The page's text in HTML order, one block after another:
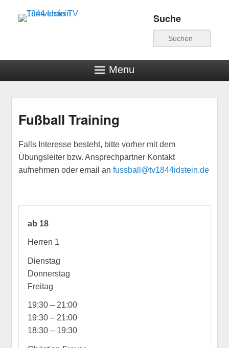
Turnverein TV 1844
Suche
Menu
Fußball Training
Falls Interesse besteht, bitte vorher mit dem
Übungsleiter bzw. Ansprechpartner Kontakt
aufnehmen oder email an fussball@tv1844idstein.de
ab 18
Herren 1
Dienstag
Donnerstag
Freitag
19:30 – 21:00
19:30 – 21:00
18:30 – 19:30